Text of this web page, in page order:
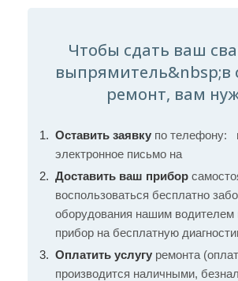
Чтобы сдать ваш
выпрямитель&nbsp;в
ремонт, вам
Оставить заявку по телефону:
электронное письмо на
Доставить ваш прибор
воспользоваться бесплатно
оборудования нашим водителем
прибор на бесплатную
Оплатить услугу ремонта
производится наличными,